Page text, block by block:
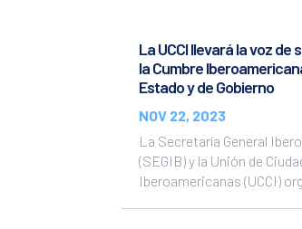
La UCCI llevará la voz de
la Cumbre
Estado y de Gobierno
NOV 22, 2023
La Secretaría General
(SEGIB) y la Unión de
Iberoamericanas (UCCI)